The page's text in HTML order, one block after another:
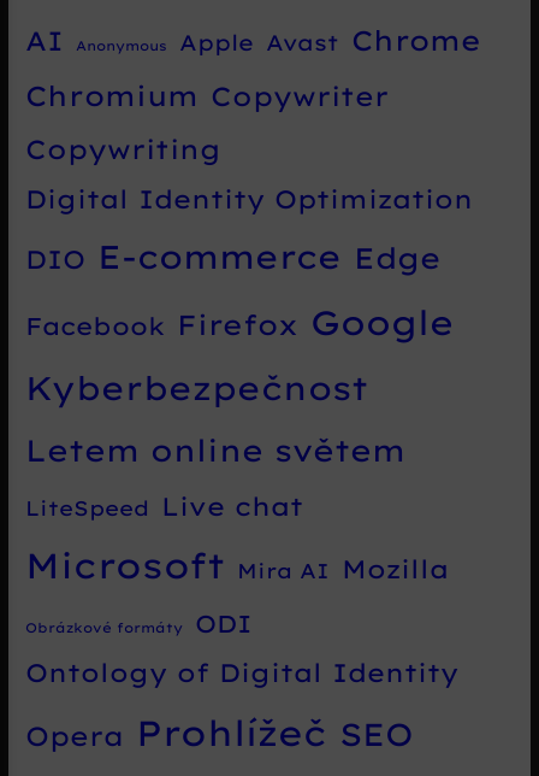
AI Anonymous Apple Avast
Chrome
Chromium Copywriter
Copywriting
Digital Identity Optimization
DIO E-commerce Edge
Facebook Firefox Google
Kyberbezpečnost
Letem online světem
LiteSpeed Live chat
Microsoft Mira AI Mozilla
Obrázkové formáty ODI
Ontology of Digital Identity
Opera Prohlížeč SEO